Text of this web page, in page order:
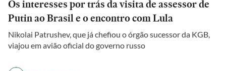
Os interesses por trás da visita de assessor de
Putin ao Brasil e o encontro com Lula
Nikolai Patrushev, que já chefiou o órgão sucessor da KGB,
viajou em avião oficial do governo russo